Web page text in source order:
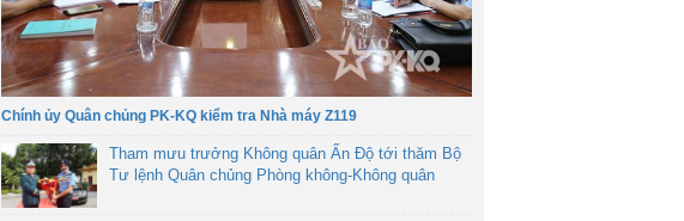
Chính ủy Quân chủng PK-KQ kiểm tra Nhà máy Z119
Tham mưu trưởng Không quân Ấn Độ tới thăm Bộ
Tư lệnh Quân chủng Phòng không-Không quân